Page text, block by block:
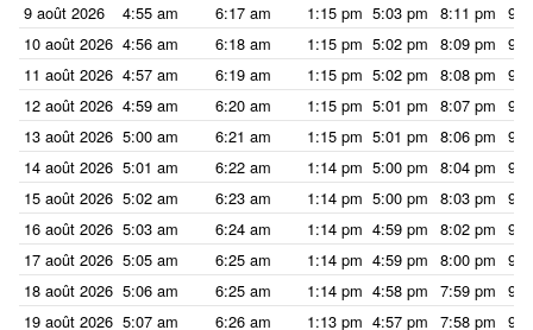
9 août 2026
4:55 am 6:17 am 1:15 pm 5:03 pm 8:11 pm
10 août 2026 4:56 am 6:18 am 1:15 pm 5:02 pm 8:09 pm
11 août 2026 4:57 am 6:19 am 1:15 pm 5:02 pm 8:08 pm
12 août 2026 4:59 am 6:20 am 1:15 pm 5:01 pm 8:07 pm
13 août 2026 5:00 am 6:21 am 1:15 pm 5:01 pm 8:06 pm
14 août 2026 5:01 am 6:22 am 1:14 pm 5:00 pm 8:04 pm
15 août 2026 5:02 am 6:23 am 1:14 pm 5:00 pm 8:03 pm
16 août 2026 5:03 am 6:24 am 1:14 pm 4:59 pm 8:02 pm
17 août 2026 5:05 am 6:25 am 1:14 pm 4:59 pm 8:00 pm
18 août 2026 5:06 am 6:25 am 1:14 pm 4:58 pm 7:59 pm
19 août 2026 5:07 am 6:26 am 1:13 pm 4:57 pm 7:58 pm